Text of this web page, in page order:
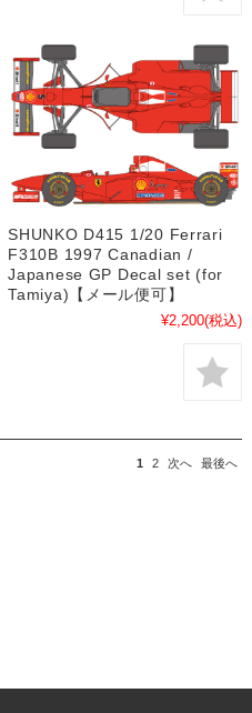
SHUNKO D415 1/20 Ferrari
F310B 1997 Canadian /
Japanese GP Decal set (for
Tamiya)【メール便可】
¥2,200(税込)
1 2 次へ 最後へ